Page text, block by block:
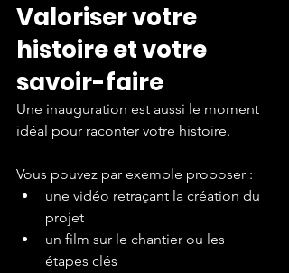
Valoriser votre
histoire et votre
savoir-faire
Une inauguration est aussi le moment
idéal pour raconter votre histoire.
Vous pouvez par exemple proposer :
une vidéo retraçant la création du
projet
un film sur le chantier ou les
étapes clés